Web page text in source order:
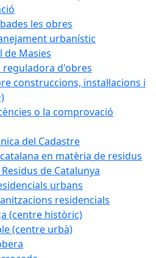
les obres
urbanístic
de Masies
reguladora d'obres
construccions, instal·lacions i
o la comprovació
del Cadastre
en matèria de residus
de Catalunya
urbans
residencials
(centre històric)
(centre urbà)